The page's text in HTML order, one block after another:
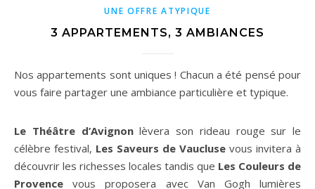
UNE OFFRE ATYPIQUE
3 APPARTEMENTS, 3 AMBIANCES
Nos appartements sont uniques ! Chacun a été pensé pour
vous faire partager une ambiance particulière et typique.
Le Théâtre d’Avignonlèvera son rideau rouge sur le
célèbre festival, Les Saveurs de Vaucluse vous invitera à
découvrir les richesses locales tandis que Les Couleurs de
Provence vous proposera avec Van Gogh lumières